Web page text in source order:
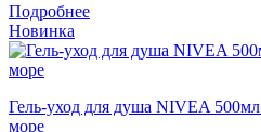
Подробнее
Новинка
Гель-уход для душа NIVEA
море